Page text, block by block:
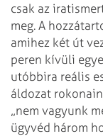
csak az
meg. A
amihez két út
peren kívüli
utóbbira reális
áldozat
„nem vagyunk
ügyvéd három